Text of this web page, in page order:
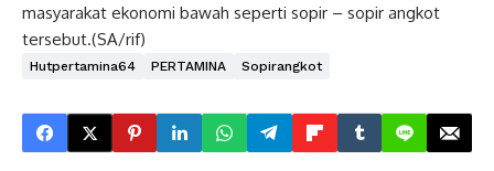
masyarakat ekonomi bawah seperti sopir – sopir angkot
tersebut.(SA/rif)
Hutpertamina64 PERTAMINA Sopirangkot